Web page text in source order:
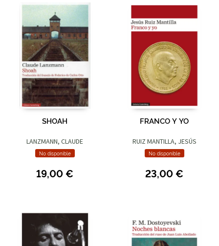
SHOAH
LANZMANN, CLAUDE
No disponible
19,00 €
FRANCO Y YO
RUIZ MANTILLA, JESÚS
No disponible
23,00 €